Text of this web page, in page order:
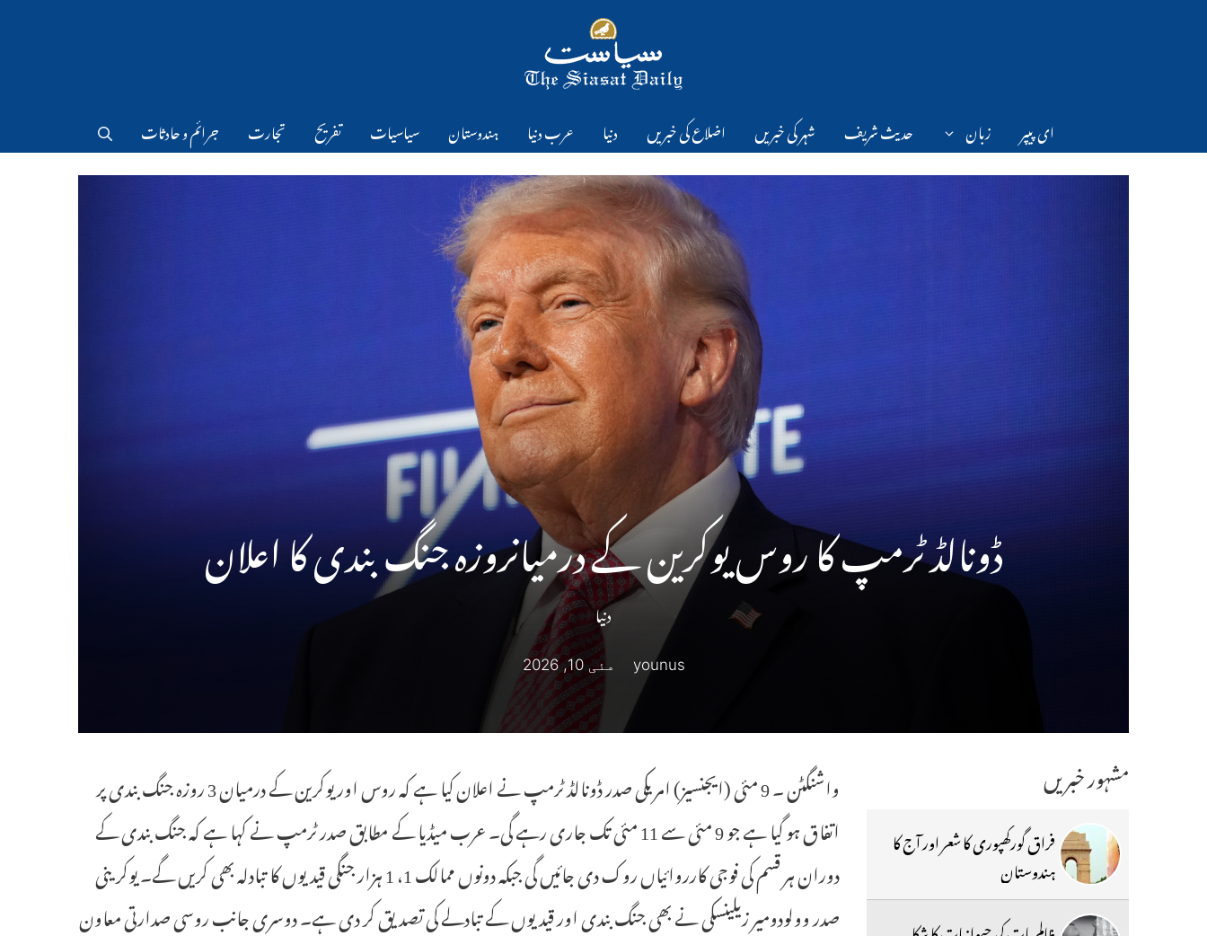
ای پیپر زبان حدیث شریف شہر کی خبریں اضلاع کی خبریں دنیا عرب دنیا ہندوستان سیاسیات تفریح تجارت جرائم و حادثات
ڈونالڈ ٹرمپ کا روس یوکرین کے درمیانروزہ جنگ بندی کا اعلان
دنیا
younus مئی 10, 2026
واشنگٹن ۔ 9 مئی (ایجنسیز) امریکی صدر ڈونالڈ ٹرمپ نے اعلان کیا ہے کہ روس اور یوکرین کے درمیان 3 روزہ جنگ بندی پر
اتفاق ہو گیا ہے جو 9 مئی سے 11 مئی تک جاری رہے گی۔ عرب میڈیا کے مطابق صدر ٹرمپ نے کہا ہے کہ جنگ بندی کے
دوران ہر قسم کی فوجی کارروائیاں روک دی جائیں گی جبکہ دونوں ممالک 1، 1 ہزار جنگی قیدیوں کا تبادلہ بھی کریں گے۔ یوکرینی
صدر وولودومیر زیلینسکی نے بھی جنگ بندی اور قیدیوں کے تبادلے کی تصدیق کر دی ہے۔ دوسری جانب روسی صدارتی معاون
مشہور خبریں
فراق گورکھپوری کا شعر اور آج کا
ہندوستان